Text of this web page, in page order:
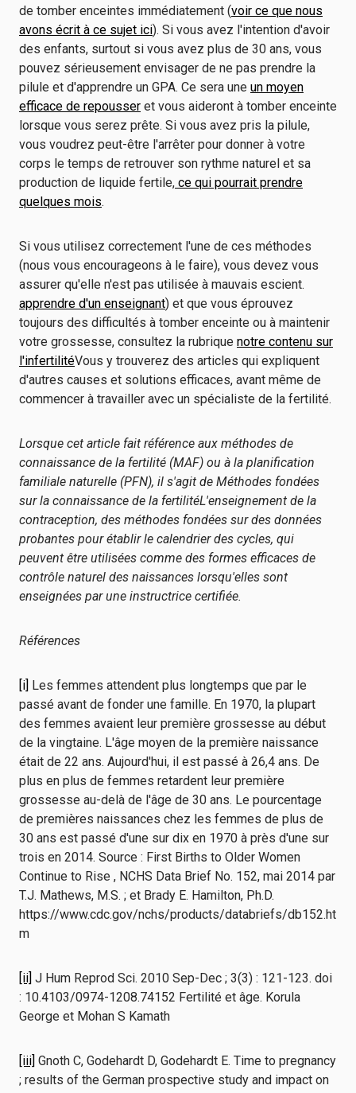
de tomber enceintes immédiatement (voir ce que nous
avons écrit à ce sujet ici). Si vous avez l'intention d'avoir
des enfants, surtout si vous avez plus de 30 ans, vous
pouvez sérieusement envisager de ne pas prendre la
pilule et d'apprendre un GPA. Ce sera une un moyen
efficace de repousser et vous aideront à tomber enceinte
lorsque vous serez prête. Si vous avez pris la pilule,
vous voudrez peut-être l'arrêter pour donner à votre
corps le temps de retrouver son rythme naturel et sa
production de liquide fertile, ce qui pourrait prendre
quelques mois.
Si vous utilisez correctement l'une de ces méthodes
(nous vous encourageons à le faire), vous devez vous
assurer qu'elle n'est pas utilisée à mauvais escient.
apprendre d'un enseignant) et que vous éprouvez
toujours des difficultés à tomber enceinte ou à maintenir
votre grossesse, consultez la rubrique notre contenu sur
l'infertilitéVous y trouverez des articles qui expliquent
d'autres causes et solutions efficaces, avant même de
commencer à travailler avec un spécialiste de la fertilité.
Lorsque cet article fait référence aux méthodes de
connaissance de la fertilité (MAF) ou à la planification
familiale naturelle (PFN), il s'agit de Méthodes fondées
sur la connaissance de la fertilitéL'enseignement de la
contraception, des méthodes fondées sur des données
probantes pour établir le calendrier des cycles, qui
peuvent être utilisées comme des formes efficaces de
contrôle naturel des naissances lorsqu'elles sont
enseignées par une instructrice certifiée.
Références
[i] Les femmes attendent plus longtemps que par le
passé avant de fonder une famille. En 1970, la plupart
des femmes avaient leur première grossesse au début
de la vingtaine. L'âge moyen de la première naissance
était de 22 ans. Aujourd'hui, il est passé à 26,4 ans. De
plus en plus de femmes retardent leur première
grossesse au-delà de l'âge de 30 ans. Le pourcentage
de premières naissances chez les femmes de plus de
30 ans est passé d'une sur dix en 1970 à près d'une sur
trois en 2014. Source : First Births to Older Women
Continue to Rise , NCHS Data Brief No. 152, mai 2014 par
T.J. Mathews, M.S. ; et Brady E. Hamilton, Ph.D.
https://www.cdc.gov/nchs/products/databriefs/db152.ht
m
[ii] J Hum Reprod Sci. 2010 Sep-Dec ; 3(3) : 121-123. doi
: 10.4103/0974-1208.74152 Fertilité et âge. Korula
George et Mohan S Kamath
[iii] Gnoth C, Godehardt D, Godehardt E. Time to pregnancy
; results of the German prospective study and impact on